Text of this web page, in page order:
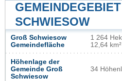
GEMEINDEGEBIET
CHWIESOW
Groß Schwiesow
Gemeindefläche
1 264
12,64 km²
Höhenlage der
Gemeinde Groß
Schwiesow
34